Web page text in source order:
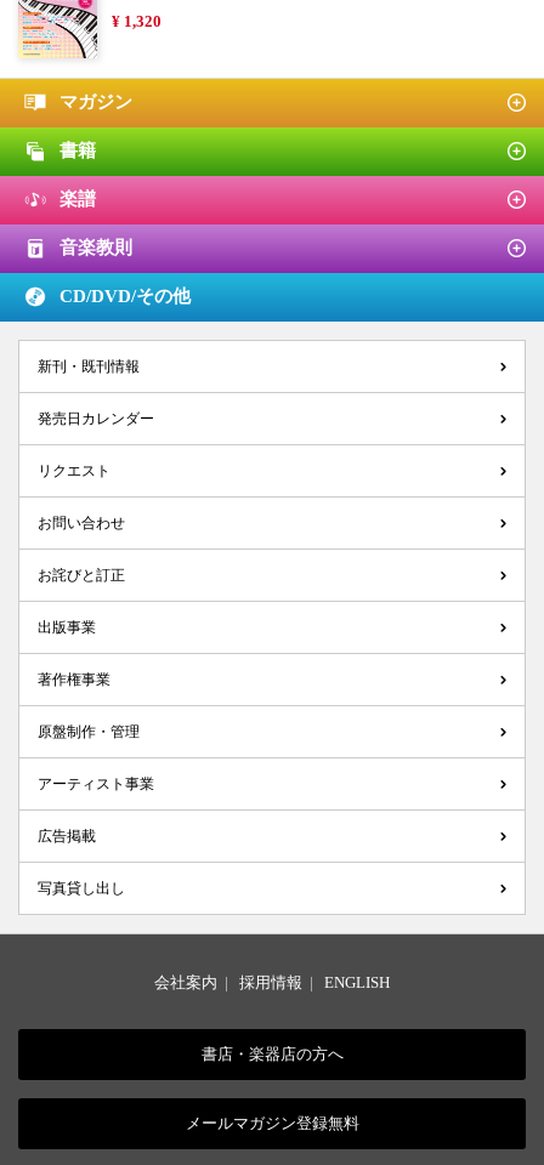
¥ 1,320
マガジン
書籍
楽譜
音楽教則
CD/DVD/その他
新刊・既刊情報
発売日カレンダー
リクエスト
お問い合わせ
お詫びと訂正
出版事業
著作権事業
原盤制作・管理
アーティスト事業
広告掲載
写真貸し出し
会社案内 | 採用情報 | ENGLISH
書店・楽器店の方へ
メールマガジン登録無料